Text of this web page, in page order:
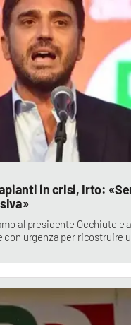
in crisi, Irto:
al presidente Occhiuto e
urgenza per ricostruire